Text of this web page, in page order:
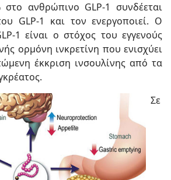
στο ανθρώπινο GLP-1 συνδέεται
GLP-1 και τον ενεργοποιεί. Ο
1 είναι ο στόχος του εγγενούς
ορμόνη ινκρετίνη που ενισχύει
έκκριση ινσουλίνης από τα
Σε